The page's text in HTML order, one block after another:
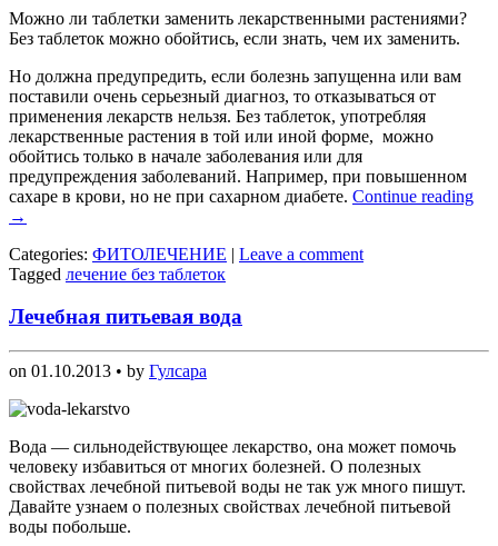
Можно ли таблетки заменить лекарственными растениями?
Без таблеток можно обойтись, если знать, чем их заменить.
Но должна предупредить, если болезнь запущенна или вам
поставили очень серьезный диагноз, то отказываться от
применения лекарств нельзя. Без таблеток, употребляя
лекарственные растения в той или иной форме, можно
обойтись только в начале заболевания или для
предупреждения заболеваний. Например, при повышенном
сахаре в крови, но не при сахарном диабете. Continue reading
→
Categories: ФИТОЛЕЧЕНИЕ | Leave a comment
Tagged лечение без таблеток
Лечебная питьевая вода
on 01.10.2013 • by Гулсара
Вода — сильнодействующее лекарство, она может помочь
человеку избавиться от многих болезней. О полезных
свойствах лечебной питьевой воды не так уж много пишут.
Давайте узнаем о полезных свойствах лечебной питьевой
воды побольше.